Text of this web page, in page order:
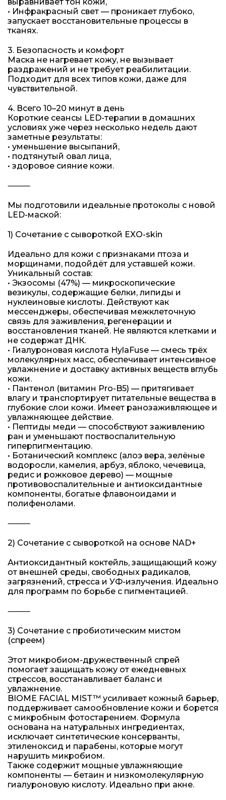
• Инфракрасный свет — проникает глубоко,
запускает восстановительные процессы в
тканях.
3. Безопасность и комфорт
Маска не нагревает кожу, не вызывает
раздражений и не требует реабилитации.
Подходит для всех типов кожи, даже для
чувствительной.
4. Всего 10–20 минут в день
Короткие сеансы LED-терапии в домашних
условиях уже через несколько недель дают
заметные результаты:
• уменьшение высыпаний,
• подтянутый овал лица,
• здоровое сияние кожи.
⸻
Мы подготовили идеальные протоколы с новой
LED-маской:
1) Сочетание с сывороткой EXO-skin
Идеально для кожи с признаками птоза и
морщинами, подойдёт для уставшей кожи.
Уникальный состав:
• Экзосомы (47%) — микроскопические
везикулы, содержащие белки, липиды и
нуклеиновые кислоты. Действуют как
мессенджеры, обеспечивая межклеточную
связь для заживления, регенерации и
восстановления тканей. Не являются клетками и
не содержат ДНК.
• Гиалуроновая кислота HylaFuse — смесь трёх
молекулярных масс, обеспечивает интенсивное
увлажнение и доставку активных веществ вглубь
кожи.
• Пантенол (витамин Pro-B5) — притягивает
влагу и транспортирует питательные вещества в
глубокие слои кожи. Имеет ранозаживляющее и
увлажняющее действие.
• Пептиды меди — способствуют заживлению
ран и уменьшают поствоспалительную
гиперпигментацию.
• Ботанический комплекс (алоэ вера, зелёные
водоросли, камелия, арбуз, яблоко, чечевица,
редис и рожковое дерево) — мощные
противовоспалительные и антиоксидантные
компоненты, богатые флавоноидами и
полифенолами.
⸻
2) Сочетание с сывороткой на основе NAD+
Антиоксидантный коктейль, защищающий кожу
от внешней среды, свободных радикалов,
загрязнений, стресса и УФ-излучения. Идеально
для программ по борьбе с пигментацией.
⸻
3) Сочетание с пробиотическим мистом
(спреем)
Этот микробиом-дружественный спрей
помогает защищать кожу от ежедневных
стрессов, восстанавливает баланс и
увлажнение.
BIOME FACIAL MIST™ усиливает кожный барьер,
поддерживает самообновление кожи и борется
с микробным фотостарением. Формула
основана на натуральных ингредиентах,
исключает синтетические консерванты,
этиленоксид и парабены, которые могут
нарушить микробиом.
Также содержит мощные увлажняющие
компоненты — бетаин и низкомолекулярную
гиалуроновую кислоту. Идеально при акне.